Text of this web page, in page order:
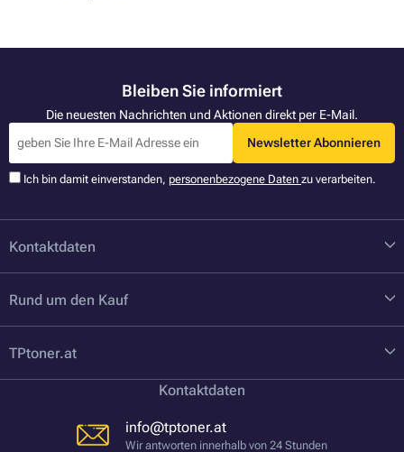
Bleiben Sie informiert
Die neuesten Nachrichten und Aktionen direkt per E-Mail.
Newsletter Abonnieren
Ich bin damit einverstanden, personenbezogene Daten zu verarbeiten.
Kontaktdaten
Rund um den Kauf
TPtoner.at
Kontaktdaten
info@tptoner.at
Wir antworten innerhalb von 24 Stunden